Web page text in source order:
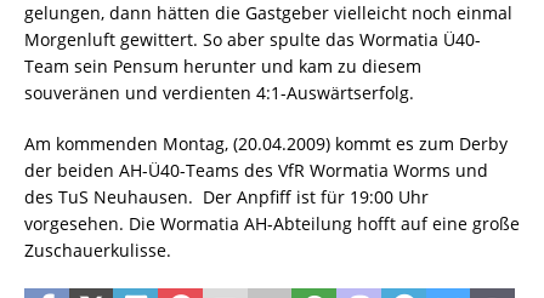
gelungen, dann hätten die Gastgeber vielleicht noch einmal
Morgenluft gewittert. So aber spulte das Wormatia Ü40-
Team sein Pensum herunter und kam zu diesem
souveränen und verdienten 4:1-Auswärtserfolg.
Am kommenden Montag, (20.04.2009) kommt es zum Derby
der beiden AH-Ü40-Teams des VfR Wormatia Worms und
des TuS Neuhausen. Der Anpfiff ist für 19:00 Uhr
vorgesehen. Die Wormatia AH-Abteilung hofft auf eine große
Zuschauerkulisse.